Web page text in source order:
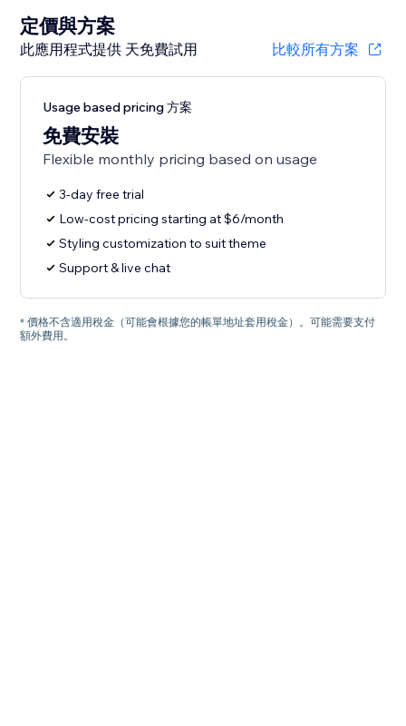
定價與方案
此應用程式提供 天免費試用 比較所有方案
Usage based pricing 方案
免費安裝
Flexible monthly pricing based on usage
3-day free trial
Low-cost pricing starting at $6/month
Styling customization to suit theme
Support & live chat
* 價格不含適用稅金（可能會根據您的帳單地址套用稅金）。可能需要支付
額外費用。